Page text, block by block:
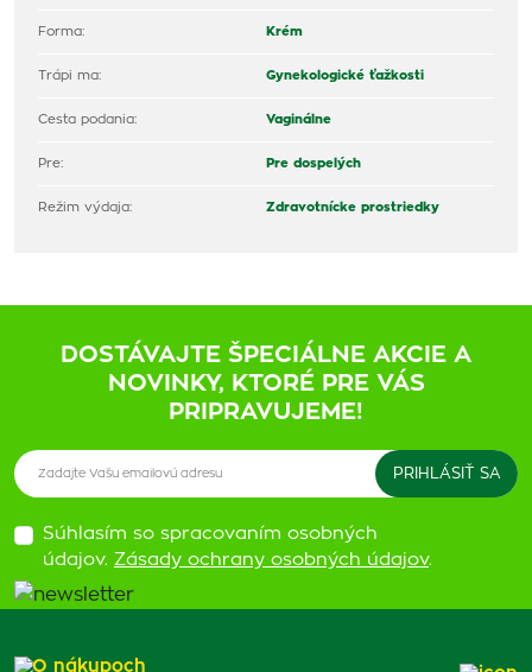
Forma: Krém
Trápi ma: Gynekologické ťažkosti
Cesta podania: Vaginálne
Pre: Pre dospelých
Režim výdaja: Zdravotnícke prostriedky
DOSTÁVAJTE ŠPECIÁLNE AKCIE A
NOVINKY, KTORÉ PRE VÁS
PRIPRAVUJEME!
Súhlasím so spracovaním osobných
údajov. Zásady ochrany osobných údajov.
O nákupoch